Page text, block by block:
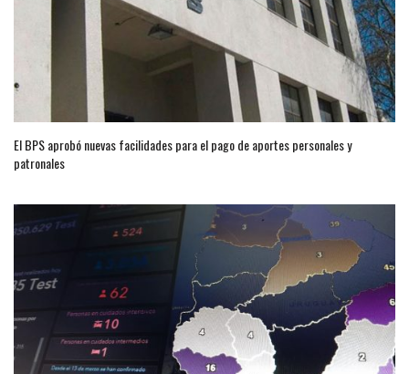
El BPS aprobó nuevas facilidades para el pago de aportes personales y
patronales